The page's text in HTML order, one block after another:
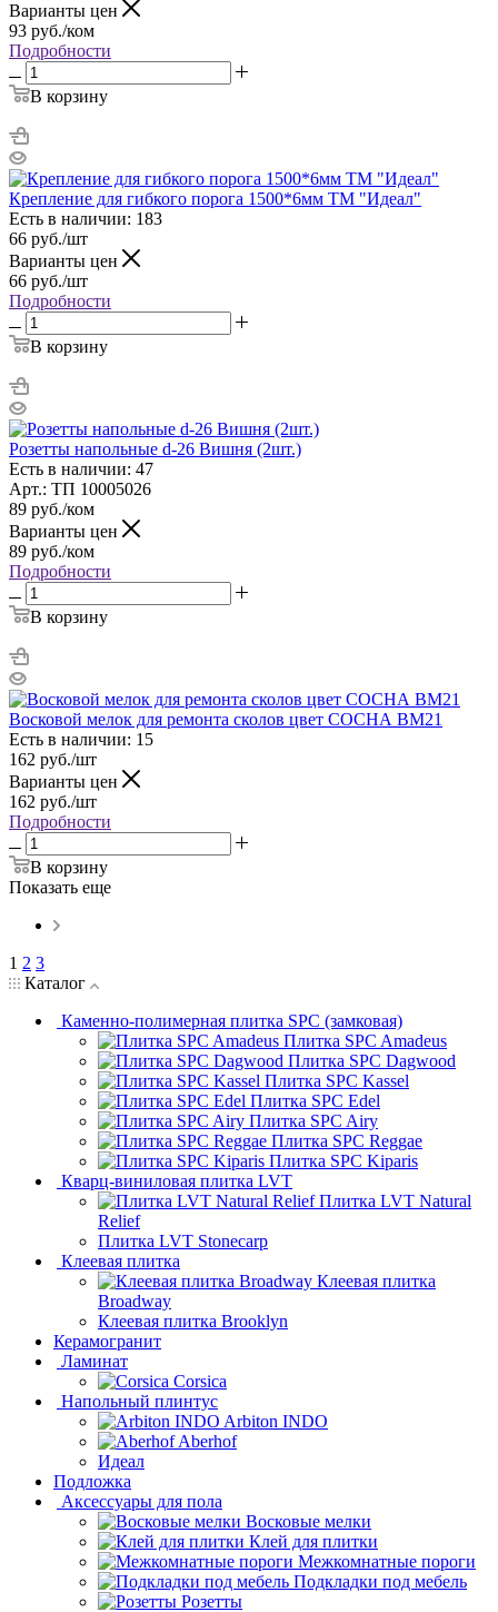
Варианты цен
93 руб./ком
Подробности
В корзину
Крепление для гибкого порога 1500*6мм ТМ "Идеал"
Есть в наличии: 183
66 руб./шт
Варианты цен
66 руб./шт
Подробности
В корзину
Розетты напольные d-26 Вишня (2шт.)
Есть в наличии: 47
Арт.: ТП 10005026
89 руб./ком
Варианты цен
89 руб./ком
Подробности
В корзину
Восковой мелок для ремонта сколов цвет СОСНА BM21
Есть в наличии: 15
162 руб./шт
Варианты цен
162 руб./шт
Подробности
В корзину
Показать еще
1 2 3
Каталог
Каменно-полимерная плитка SPC (замковая)
Плитка SPC Amadeus
Плитка SPC Dagwood
Плитка SPC Kassel
Плитка SPC Edel
Плитка SPC Airy
Плитка SPC Reggae
Плитка SPC Kiparis
Кварц-виниловая плитка LVT
Плитка LVT Natural
Relief
Плитка LVT Stonecarp
Клеевая плитка
Клеевая плитка
Broadway
Клеевая плитка Brooklyn
Керамогранит
Ламинат
Corsica
Напольный плинтус
Arbiton INDO
Aberhof
Идеал
Подложка
Аксессуары для пола
Восковые мелки
Клей для плитки
Межкомнатные пороги
Подкладки под мебель
Розетты